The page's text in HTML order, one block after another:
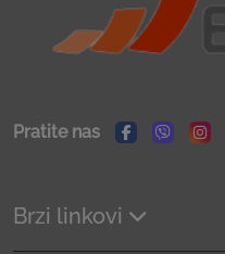
Pratite nas
Facebook
Viber
Brzi linkovi